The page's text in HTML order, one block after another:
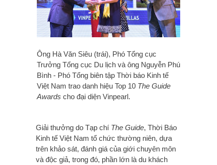
Ông Hà Văn Siêu (trái), Phó Tổng cục
Trưởng Tổng cục Du lịch và ông Nguyễn Phú
Bình - Phó Tổng biên tập Thời báo Kinh tế
Việt Nam trao danh hiệu Top 10 The Guide
Awards cho đại diện Vinpearl.
Giải thưởng do Tạp chí The Guide, Thời Báo
Kinh tế Việt Nam tổ chức thường niên, dựa
trên khảo sát, đánh giá của giới chuyên môn
và độc giả, trong đó, phần lớn là du khách